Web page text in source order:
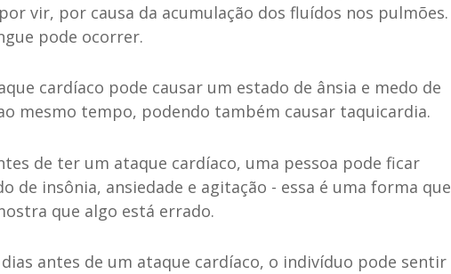
vir, por causa da acumulação dos fluídos nos pulmões.
pode ocorrer.
cardíaco pode causar um estado de ânsia e medo de
mesmo tempo, podendo também causar taquicardia.
de ter um ataque cardíaco, uma pessoa pode ficar
de insônia, ansiedade e agitação - essa é uma forma que
que algo está errado.
dias antes de um ataque cardíaco, o indivíduo pode sentir